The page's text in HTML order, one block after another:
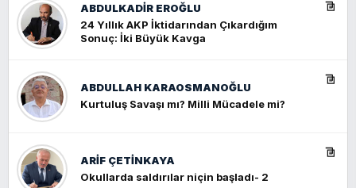
ABDULKADIR EROĞLU
24 Yıllık AKP İktidarından Çıkardığım
Sonuç: İki Büyük Kavga
ABDULLAH KARAOSMANOĞLU
Kurtuluş Savaşı mı? Milli Mücadele mi?
ARIF ÇETİNKAYA
Okullarda saldırılar niçin başladı- 2